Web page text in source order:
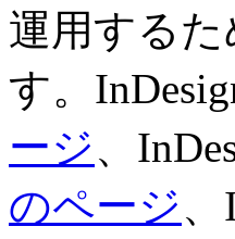
運用する
す。
ージ、
のページ